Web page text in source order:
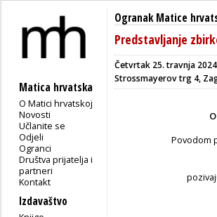
Matica hrvatska
O Matici hrvatskoj
Novosti
Učlanite se
Odjeli
Ogranci
Društva prijatelja i
partneri
Kontakt
Izdavaštvo
Ogranak Matice
Predstavljanje
Četvrtak 25. travnja
Strossmayerov trg 4,
Povodom